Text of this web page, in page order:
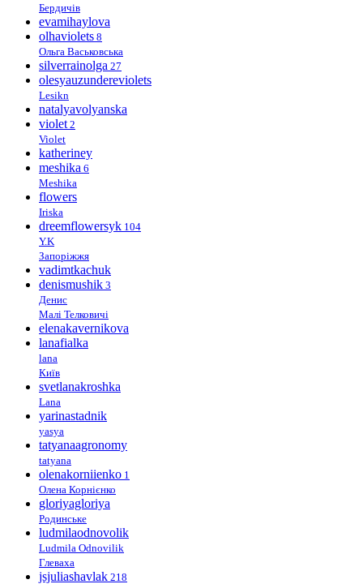
Бердичів
evamihaylova
olhaviolets 8
Ольга Васьковська
silverrainolga 27
olesyauzundereviolets
Lesikn
natalyavolyanska
violet 2
Violet
katheriney
meshika 6
Meshika
flowers
Iriska
dreemflowersyk 104
Y.K
Запоріжжя
vadimtkachuk
denismushik 3
Денис
Малі Телковичі
elenakavernikova
lanafialka
lana
Київ
svetlanakroshka
Lana
yarinastadnik
yasya
tatyanaagronomy
tatyana
olenakorniienko 1
Олена Корнієнко
gloriyagloriya
Родинське
ludmilaodnovolik
Ludmila Odnovilik
Глеваха
jsjuliashavlak 218